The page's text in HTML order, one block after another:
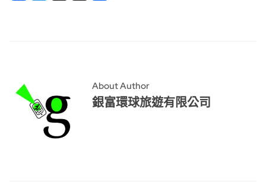
About Author
銀富環球旅遊有限公司